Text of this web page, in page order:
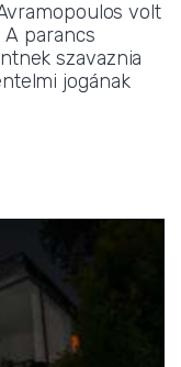
volt
A parancs
szavaznia
jogának